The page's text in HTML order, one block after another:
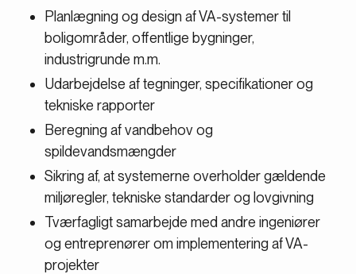
Planlægning og design af VA-systemer til
boligområder, offentlige bygninger,
industrigrunde m.m.
Udarbejdelse af tegninger, specifikationer og
tekniske rapporter
Beregning af vandbehov og
spildevandsmængder
Sikring af, at systemerne overholder gældende
miljøregler, tekniske standarder og lovgivning
Tværfagligt samarbejde med andre ingeniører
og entreprenører om implementering af VA-
projekter